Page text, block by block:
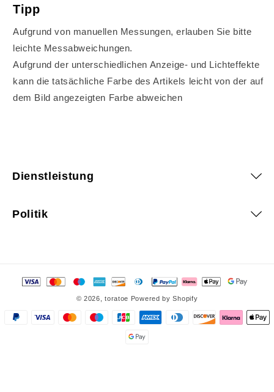
Tipp
Aufgrund von manuellen Messungen, erlauben Sie bitte
leichte Messabweichungen.
Aufgrund der unterschiedlichen Anzeige- und Lichteffekte
kann die tatsächliche Farbe des Artikels leicht von der auf
dem Bild angezeigten Farbe abweichen
Dienstleistung
Politik
Zahlungsmethoden
© 2026,toratoe Powered by Shopify